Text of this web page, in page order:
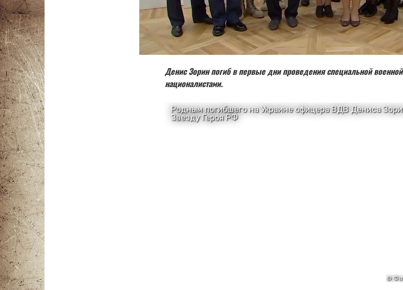
Денис Зорин погиб в первые дни проведения специальной
националистами.